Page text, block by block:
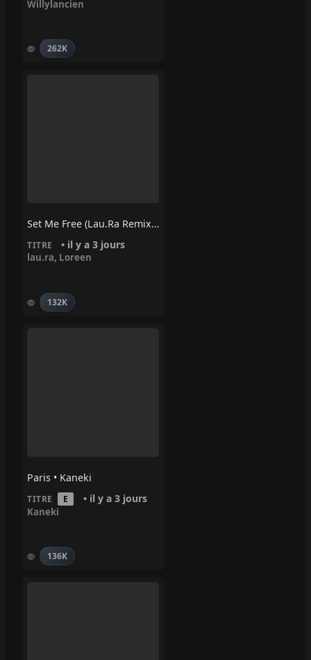
Willylancien
262K
Set Me Free (lau.ra Remix) – Loreen, Lau.ra
TITRE • il y a 3 jours
lau.ra, Loreen
132K
Paris • Kaneki
TITRE E • il y a 3 jours
Kaneki
136K